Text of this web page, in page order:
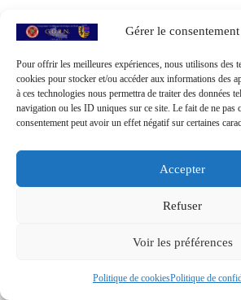
Gérer le consentement
Pour offrir les meilleures expériences, nous utilisons des
cookies pour stocker et/ou accéder aux informations des
à ces technologies nous permettra de traiter des données
navigation ou les ID uniques sur ce site. Le fait de ne pas
consentement peut avoir un effet négatif sur certaines
Accepter
Refuser
Voir les préférences
Politique de cookiesPolitique de
Nord– Tous droits
Propulsé par WP – Réalisé avec the